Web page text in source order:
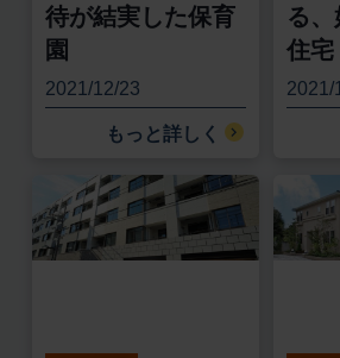
待が結実した保育
園
2021/12/23
もっと詳しく
る
住宅
2021/